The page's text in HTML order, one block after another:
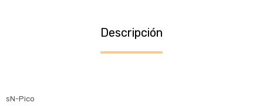
Descripción
sN-Pico